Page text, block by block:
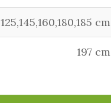
125,145,160,180,185 cm
197 cm